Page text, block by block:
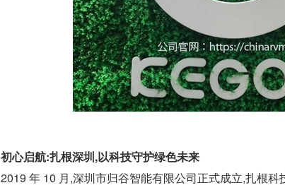
初心启航:扎根深圳,以科技守护绿色未来
2019 年 10 月,深圳市归谷智能有限公司正式成立,扎根